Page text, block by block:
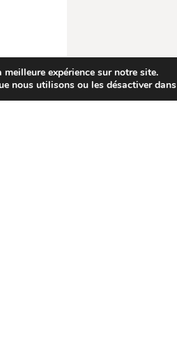
expérience sur notre site.
nous utilisons ou les désactiver dans